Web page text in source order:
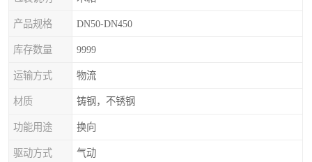
产品规格 DN50-DN450
库存数量 9999
运输方式 物流
材质 铸钢，不锈钢
功能用途 换向
驱动方式 气动